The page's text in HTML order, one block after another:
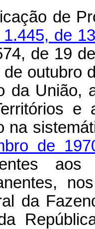
de
de
de 19
de outubro
da União,
e
na
de
da